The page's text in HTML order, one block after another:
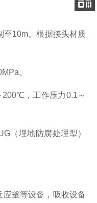
至10m。根据接头材质
。
200℃，工作压力0.1～
（埋地防腐处理型）
釜等设备，吸收设备
电话